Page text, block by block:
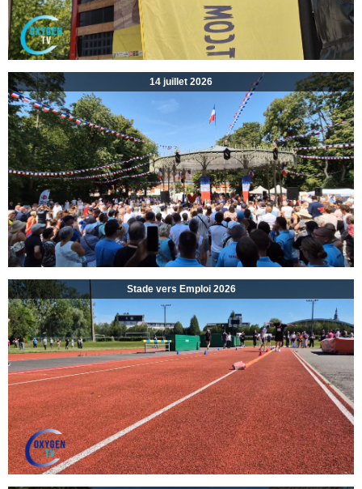
14 juillet 2026
Stade vers Emploi 2026